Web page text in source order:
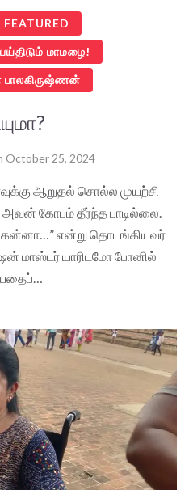
மாமழை!
October 25, 2024
ஆறுதல் சொல்ல முயற்சி
அவன் கோபம் தீர்ந்த பாடில்லை.
என்று தொடங்கியவர்
மாஸ்டர் யாரிடமோ போனில்